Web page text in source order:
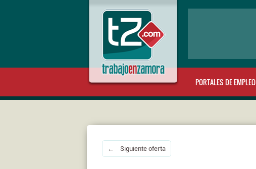
PORTALES DE EMPLEO
← Siguiente oferta